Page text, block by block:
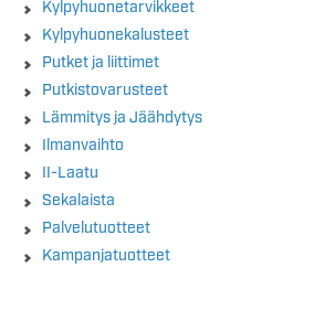
Kylpyhuonetarvikkeet
Kylpyhuonekalusteet
Putket ja liittimet
Putkistovarusteet
Lämmitys ja Jäähdytys
Ilmanvaihto
II-Laatu
Sekalaista
Palvelutuotteet
Kampanjatuotteet